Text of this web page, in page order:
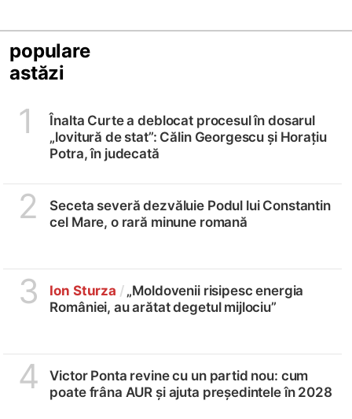
populare
astăzi
1
Înalta Curte a deblocat procesul în dosarul
„lovitură de stat”: Călin Georgescu și Horațiu
Potra, în judecată
2
Seceta severă dezvăluie Podul lui Constantin
cel Mare, o rară minune romană
3 Ion Sturza /„Moldovenii risipesc energia
României, au arătat degetul mijlociu”
4
Victor Ponta revine cu un partid nou: cum
poate frâna AUR și ajuta președintele în 2028